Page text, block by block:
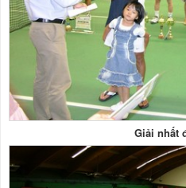
Giải nhất